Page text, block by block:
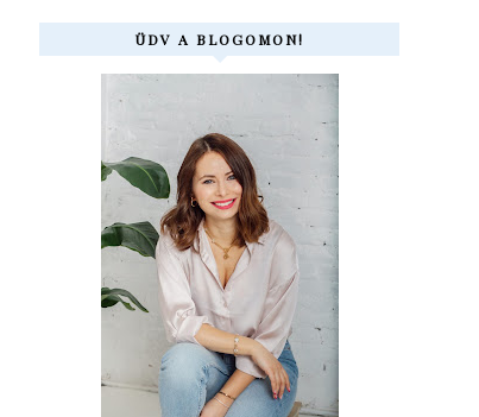
ÜDV A BLOGOMON!